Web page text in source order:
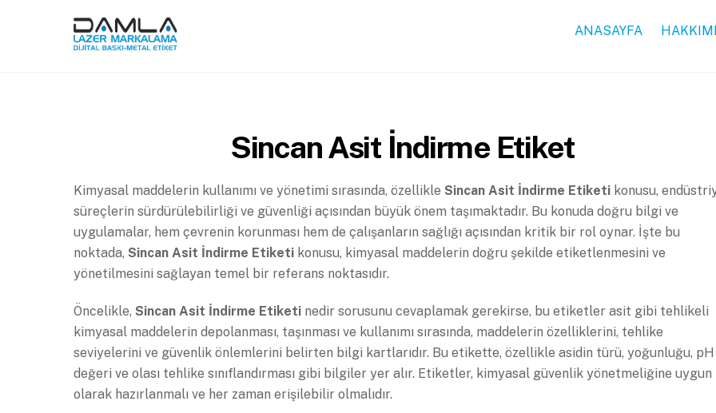
ANASAYFA
Sincan Asit İndirme Etiket
Kimyasal maddelerin kullanımı ve yönetimi sırasında, özellikle Sincan Asit İndirme Etiketi konusu,
süreçlerin sürdürülebilirliği ve güvenliği açısından büyük önem taşımaktadır. Bu konuda doğru bilgi ve
uygulamalar, hem çevrenin korunması hem de çalışanların sağlığı açısından kritik bir rol oynar. İşte bu
noktada, Sincan Asit İndirme Etiketi konusu, kimyasal maddelerin doğru şekilde etiketlenmesini ve
yönetilmesini sağlayan temel bir referans noktasıdır.
Öncelikle, Sincan Asit İndirme Etiketi nedir sorusunu cevaplamak gerekirse, bu etiketler asit gibi tehlikeli
kimyasal maddelerin depolanması, taşınması ve kullanımı sırasında, maddelerin özelliklerini, tehlike
seviyelerini ve güvenlik önlemlerini belirten bilgi kartlarıdır. Bu etikette, özellikle asidin türü, yoğunluğu, pH
değeri ve olası tehlike sınıflandırması gibi bilgiler yer alır. Etiketler, kimyasal güvenlik yönetmeliğine uygun
olarak hazırlanmalı ve her zaman erişilebilir olmalıdır.